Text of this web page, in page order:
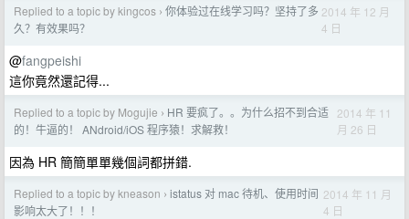
Replied to a topic by kingcos › 你体验过在线学习吗？坚持了多
久？有效果吗？
2014 年 12 月
4 日
@fangpeishi
這你竟然還記得...
Replied to a topic by Mogujie › HR 要疯了。。为什么招不到合适
的！牛逼的！ ANdroid/iOS 程序猿！求解救！
2014 年 11
月 26 日
因為 HR 簡簡單單幾個詞都拼錯.
Replied to a topic by kneason › istatus 对 mac 待机、使用时间
影响太大了！！！
2014 年 11 月
4 日